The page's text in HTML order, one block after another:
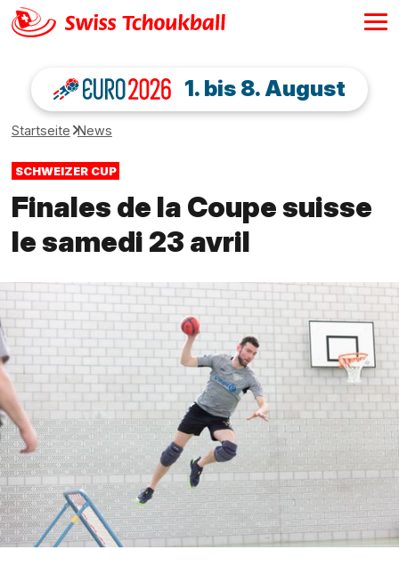
1. bis 8. August
Startseite News
SCHWEIZER CUP
Finales de la Coupe suisse
le samedi 23 avril